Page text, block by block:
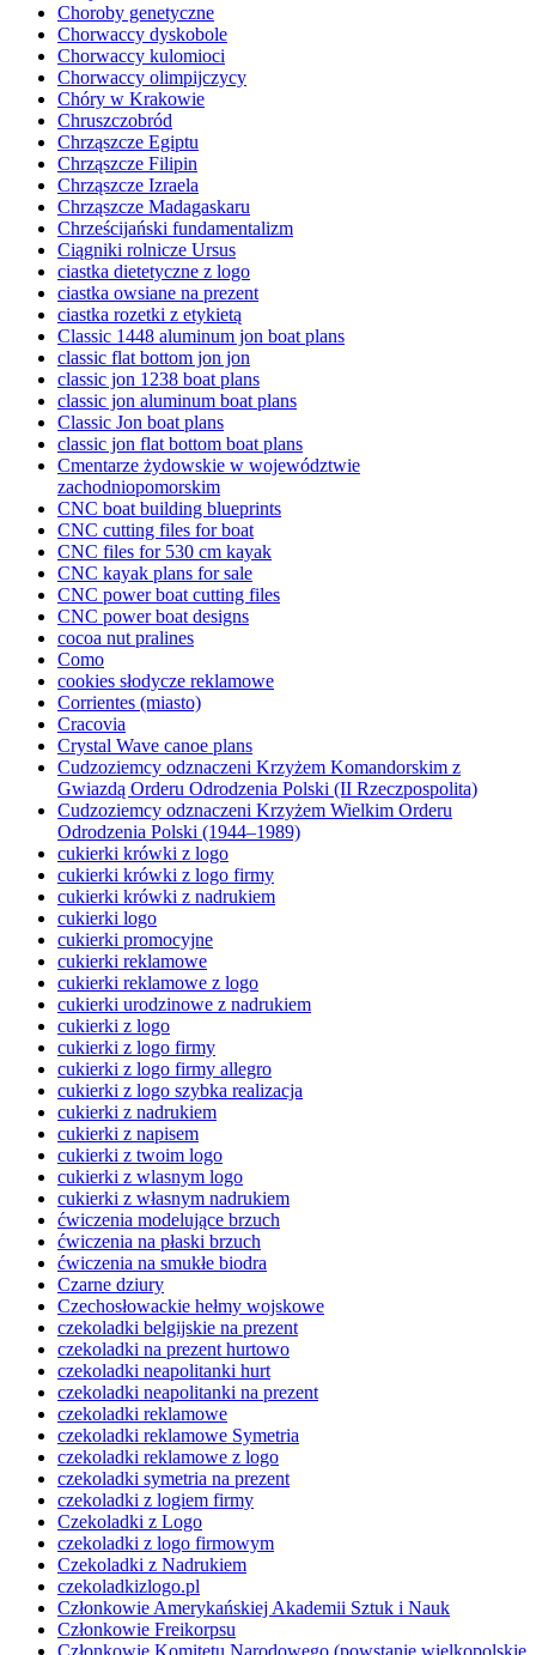
Choroby genetyczne
Chorwaccy dyskobole
Chorwaccy kulomioci
Chorwaccy olimpijczycy
Chóry w Krakowie
Chruszczobród
Chrząszcze Egiptu
Chrząszcze Filipin
Chrząszcze Izraela
Chrząszcze Madagaskaru
Chrześcijański fundamentalizm
Ciągniki rolnicze Ursus
ciastka dietetyczne z logo
ciastka owsiane na prezent
ciastka rozetki z etykietą
Classic 1448 aluminum jon boat plans
classic flat bottom jon jon
classic jon 1238 boat plans
classic jon aluminum boat plans
Classic Jon boat plans
classic jon flat bottom boat plans
Cmentarze żydowskie w województwie
zachodniopomorskim
CNC boat building blueprints
CNC cutting files for boat
CNC files for 530 cm kayak
CNC kayak plans for sale
CNC power boat cutting files
CNC power boat designs
cocoa nut pralines
Como
cookies słodycze reklamowe
Corrientes (miasto)
Cracovia
Crystal Wave canoe plans
Cudzoziemcy odznaczeni Krzyżem Komandorskim z
Gwiazdą Orderu Odrodzenia Polski (II Rzeczpospolita)
Cudzoziemcy odznaczeni Krzyżem Wielkim Orderu
Odrodzenia Polski (1944–1989)
cukierki krówki z logo
cukierki krówki z logo firmy
cukierki krówki z nadrukiem
cukierki logo
cukierki promocyjne
cukierki reklamowe
cukierki reklamowe z logo
cukierki urodzinowe z nadrukiem
cukierki z logo
cukierki z logo firmy
cukierki z logo firmy allegro
cukierki z logo szybka realizacja
cukierki z nadrukiem
cukierki z napisem
cukierki z twoim logo
cukierki z wlasnym logo
cukierki z własnym nadrukiem
ćwiczenia modelujące brzuch
ćwiczenia na płaski brzuch
ćwiczenia na smukłe biodra
Czarne dziury
Czechosłowackie hełmy wojskowe
czekoladki belgijskie na prezent
czekoladki na prezent hurtowo
czekoladki neapolitanki hurt
czekoladki neapolitanki na prezent
czekoladki reklamowe
czekoladki reklamowe Symetria
czekoladki reklamowe z logo
czekoladki symetria na prezent
czekoladki z logiem firmy
Czekoladki z Logo
czekoladki z logo firmowym
Czekoladki z Nadrukiem
czekoladkizlogo.pl
Członkowie Amerykańskiej Akademii Sztuk i Nauk
Członkowie Freikorpsu
Członkowie Komitetu Narodowego (powstanie wielkopolskie